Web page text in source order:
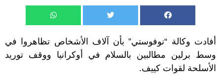
أفادت وكالة “نوفوستي” بأن آلاف الأشخاص تظاهروا في
وسط برلين مطالبين بالسلام في أوكرانيا ووقف توريد
الأسلحة لقوات كييف.